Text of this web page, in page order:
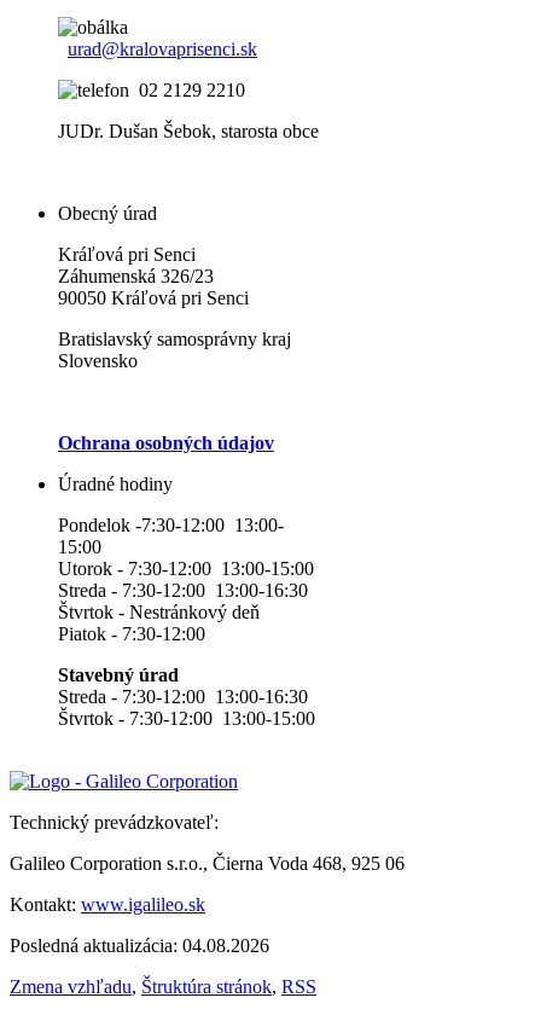
urad@kralovaprisenci.sk
02 2129 2210
JUDr. Dušan Šebok, starosta obce
Obecný úrad
Kráľová pri Senci
Záhumenská 326/23
90050 Kráľová pri Senci
Bratislavský samosprávny kraj
Slovensko
Ochrana osobných údajov
Úradné hodiny
Pondelok -7:30-12:00 13:00-
15:00
Utorok - 7:30-12:00 13:00-15:00
Streda - 7:30-12:00 13:00-16:30
Štvrtok - Nestránkový deň
Piatok - 7:30-12:00
Stavebný úrad
Streda - 7:30-12:00 13:00-16:30
Štvrtok - 7:30-12:00 13:00-15:00
Technický prevádzkovateľ:
Galileo Corporation s.r.o., Čierna Voda 468, 925 06
Kontakt: www.igalileo.sk
Posledná aktualizácia: 04.08.2026
Zmena vzhľadu, Štruktúra stránok, RSS